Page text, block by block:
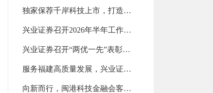
独家保荐千岸科技上市，打造北交所跨境电商第一股（2026-08-03 18:23:21.0)
兴业证券召开2026年半年工作会议（2026-07-28 13:15:12.0)
兴业证券召开“两优一先”表彰大会（2026-07-28 13:14:20.0)
服务福建高质量发展，兴业证券斩获第一名（2026-07-28 13:13:50.0)
向新而行，闽港科技金融会客厅亮相政银企对接交流会（2026-07-21 14:10:59.0)